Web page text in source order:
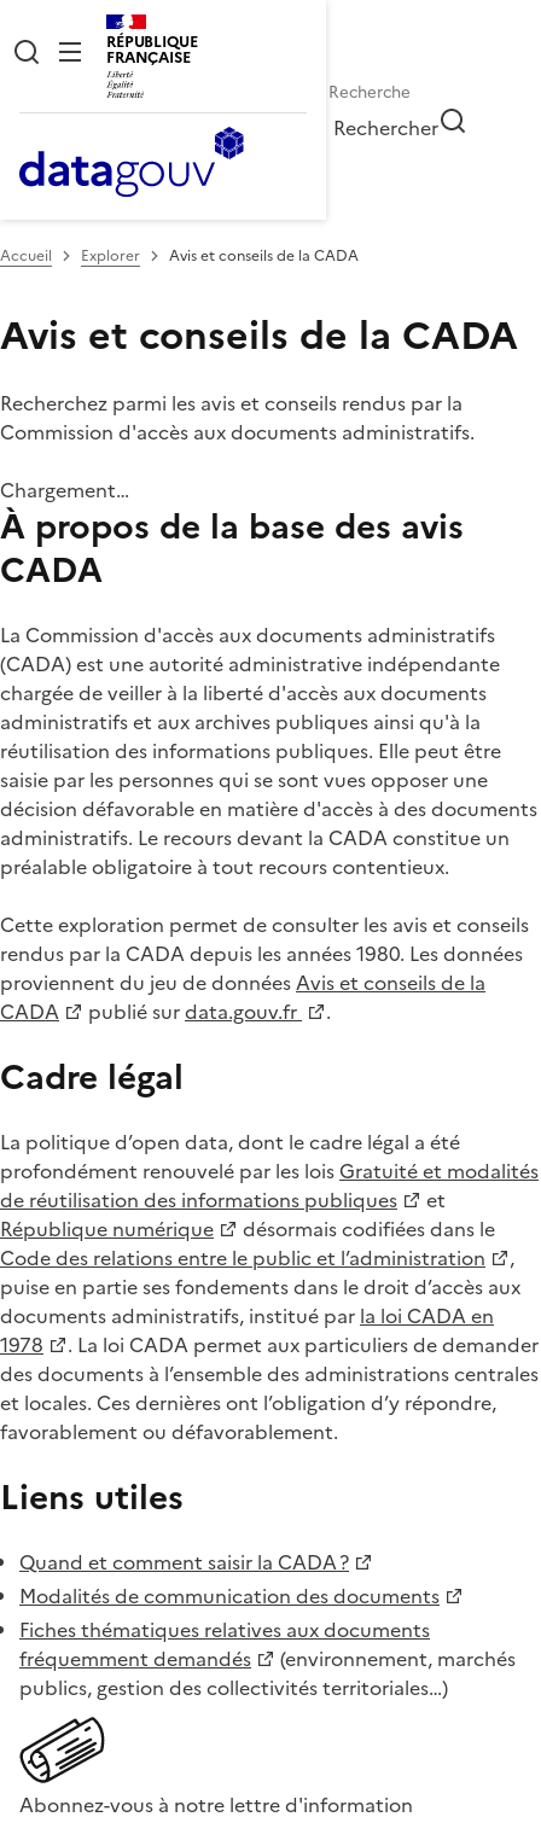
RÉPUBLIQUE
FRANÇAISE
Rechercher
Accueil Explorer Avis et conseils de la CADA
Avis et conseils de la CADA
Recherchez parmi les avis et conseils rendus par la
Commission d'accès aux documents administratifs.
Chargement…
À propos de la base des avis
CADA
La Commission d'accès aux documents administratifs
(CADA) est une autorité administrative indépendante
chargée de veiller à la liberté d'accès aux documents
administratifs et aux archives publiques ainsi qu'à la
réutilisation des informations publiques. Elle peut être
saisie par les personnes qui se sont vues opposer une
décision défavorable en matière d'accès à des documents
administratifs. Le recours devant la CADA constitue un
préalable obligatoire à tout recours contentieux.
Cette exploration permet de consulter les avis et conseils
rendus par la CADA depuis les années 1980. Les données
proviennent du jeu de donnéesAvis et conseils de la
CADA
publié surdata.gouv.fr .
Cadre légal
La politique d’open data, dont le cadre légal a été
profondément renouvelé par les loisGratuité et modalités
de réutilisation des informations publiques
et
République numérique
désormais codifiées dans le
Code des relations entre le public et l’administration
,
puise en partie ses fondements dans le droit d’accès aux
documents administratifs, institué par la loi CADA en
1978
. La loi CADA permet aux particuliers de demander
des documents à l’ensemble des administrations centrales
et locales. Ces dernières ont l’obligation d’y répondre,
favorablement ou défavorablement.
Liens utiles
Quand et comment saisir la CADA ?
Modalités de communication des documents
Fiches thématiques relatives aux documents
fréquemment demandés
(environnement, marchés
publics, gestion des collectivités territoriales…)
Abonnez-vous à notre lettre d'information